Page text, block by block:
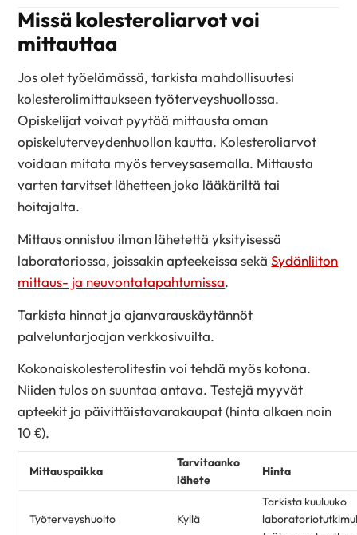
Missä kolesteroliarvot voi
mittauttaa
Jos olet työelämässä, tarkista mahdollisuutesi
kolesterolimittaukseen työterveyshuollossa.
Opiskelijat voivat pyytää mittausta oman
opiskeluterveydenhuollon kautta. Kolesteroliarvot
voidaan mitata myös terveysasemalla. Mittausta
varten tarvitset lähetteen joko lääkäriltä tai
hoitajalta.
Mittaus onnistuu ilman lähetettä yksityisessä
laboratoriossa, joissakin apteekeissa sekäSydänliiton
mittaus- ja neuvontatapahtumissa.
Tarkista hinnat ja ajanvarauskäytännöt
palveluntarjoajan verkkosivuilta.
Kokonaiskolesterolitestin voi tehdä myös kotona.
Niiden tulos on suuntaa antava. Testejä myyvät
apteekit ja päivittäistavarakaupat (hinta alkaen noin
10 €).
Mittauspaikka
Tarvitaanko
lähete
Hinta
Työterveyshuolto Kyllä
Tarkista kuuluuko